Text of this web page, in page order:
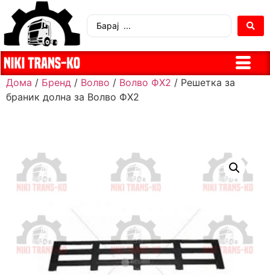
Дома / Бренд / Волво / Волво ФХ2 / Решетка за
браник долна за Волво ФХ2